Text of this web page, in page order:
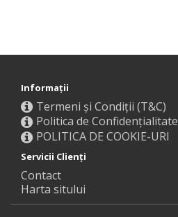
Informaţii
Termeni și Condiții (T&C)
Politica de Confidențialitate
POLITICA DE COOKIE-URI
Servicii Clienţi
Contact
Harta sitului